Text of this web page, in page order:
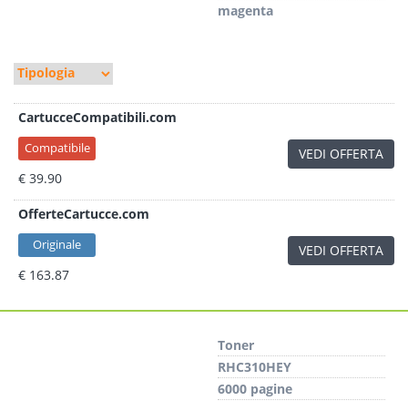
magenta
CartucceCompatibili.com
Compatibile
€ 39.90
VEDI OFFERTA
OfferteCartucce.com
Originale
€ 163.87
VEDI OFFERTA
Toner
RHC310HEY
6000 pagine